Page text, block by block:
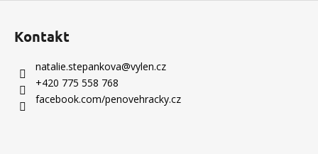
Kontakt
natalie.stepankova@vylen.cz
+420 775 558 768
facebook.com/penovehracky.cz